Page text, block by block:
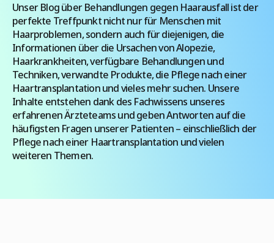
Unser Blog über Behandlungen gegen Haarausfall ist der
perfekte Treffpunkt nicht nur für Menschen mit
Haarproblemen, sondern auch für diejenigen, die
Informationen über die Ursachen von Alopezie,
Haarkrankheiten, verfügbare Behandlungen und
Techniken, verwandte Produkte, die Pflege nach einer
Haartransplantation und vieles mehr suchen. Unsere
Inhalte entstehen dank des Fachwissens unseres
erfahrenen Ärzteteams und geben Antworten auf die
häufigsten Fragen unserer Patienten – einschließlich der
Pflege nach einer Haartransplantation und vielen
weiteren Themen.